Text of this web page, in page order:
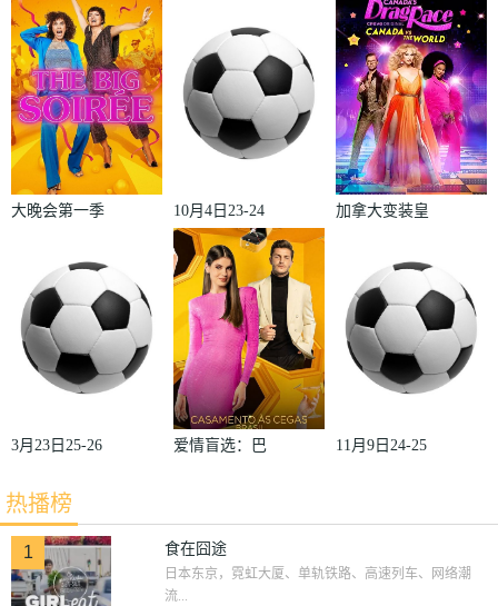
大晚会第一季
10月4日23-24
赛季欧冠小组
赛第2轮那不
勒斯VS皇家
马德里
加拿大变装皇
对阵世界
2022
3月23日25-26
轮雷恩VS梅
斯
爱情盲选：巴
11月9日24-25
利
热播榜
1 食在囧途
日本东京，霓虹大厦、单轨铁路、高速列车、网络潮
流...